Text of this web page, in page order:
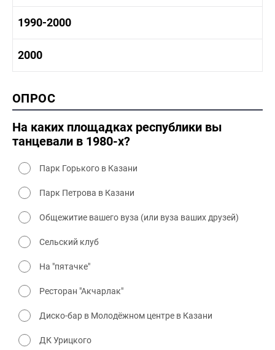
1970 - 1980 быт
1980 -1990 история
1990-2000
2000
2000 промышленность
2000 культура
ОПРОС
На каких площадках республики вы
танцевали в 1980-х?
Парк Горького в Казани
Парк Петрова в Казани
Общежитие вашего вуза (или вуза ваших друзей)
Сельский клуб
На "пятачке"
Ресторан "Акчарлак"
Диско-бар в Молодёжном центре в Казани
ДК Урицкого